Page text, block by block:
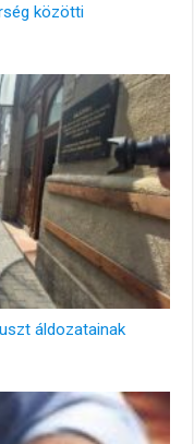
közötti
áldozatainak